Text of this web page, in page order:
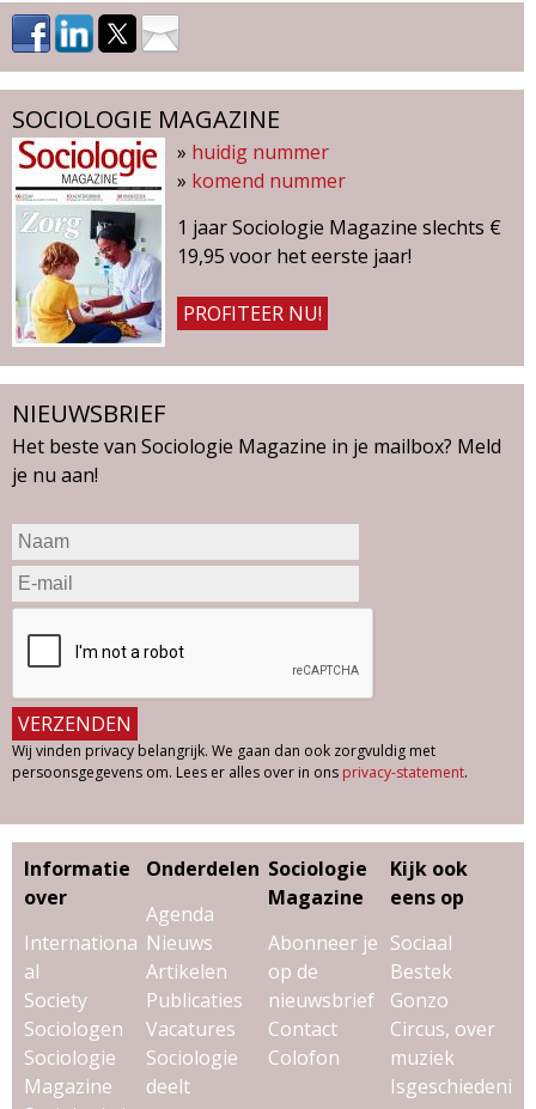
SOCIOLOGIE MAGAZINE
» huidig nummer
» komend nummer
1 jaar Sociologie Magazine slechts €
19,95 voor het eerste jaar!
PROFITEER NU!
NIEUWSBRIEF
Het beste van Sociologie Magazine in je mailbox? Meld
je nu aan!
Wij vinden privacy belangrijk. We gaan dan ook zorgvuldig met
persoonsgegevens om. Lees er alles over in ons privacy-statement.
Informatie
over
Internationa
al
Society
Sociologen
Sociologie
Magazine
Onderdelen
Agenda
Nieuws
Artikelen
Publicaties
Vacatures
Sociologie
deelt
Sociologie
Magazine
Abonneer je
op de
nieuwsbrief
Contact
Colofon
Kijk ook
eens op
Sociaal
Bestek
Gonzo
Circus, over
muziek
Isgeschiedeni